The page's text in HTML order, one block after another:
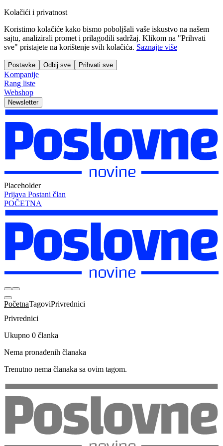
Kolačići i privatnost
Koristimo kolačiće kako bismo poboljšali vaše iskustvo na našem
sajtu, analizirali promet i prilagodili sadržaj. Klikom na "Prihvati
sve" pristajete na korištenje svih kolačića. Saznajte više
Postavke Odbij sve Prihvati sve
Kompanije
Rang liste
Webshop
Newsletter
Placeholder
Prijava Postani član
POČETNA
PočetnaTagoviPrivrednici
Privrednici
Ukupno 0 članka
Nema pronađenih članaka
Trenutno nema članaka sa ovim tagom.